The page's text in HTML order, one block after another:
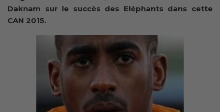
Daknam sur le succès des Eléphants dans cette
CAN 2015.